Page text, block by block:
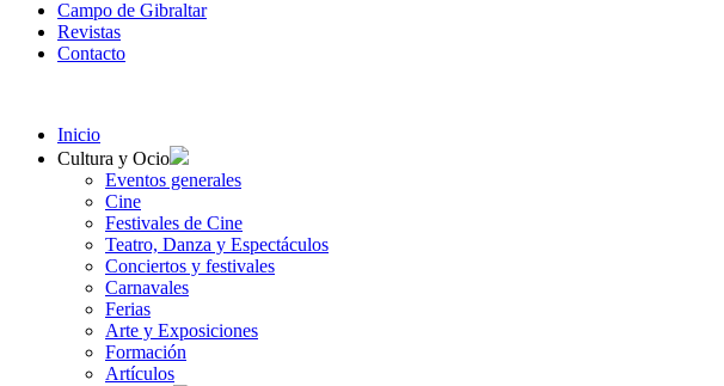
Campo de Gibraltar
Revistas
Contacto
Inicio
Cultura y Ocio
Eventos generales
Cine
Festivales de Cine
Teatro, Danza y Espectáculos
Conciertos y festivales
Carnavales
Ferias
Arte y Exposiciones
Formación
Artículos